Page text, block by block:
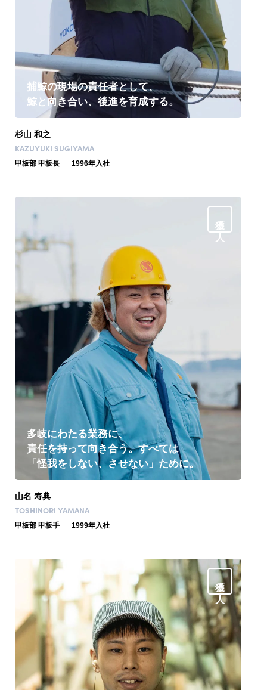
捕鯨の現場の責任者として、
鯨と向き合い、後進を育成する。
杉山 和之
KAZUYUKI SUGIYAMA
甲板部 甲板長 1996年入社
獲る人
多岐にわたる業務に、
責任を持って向き合う。すべては
「怪我をしない、させない」ために。
山名 寿典
TOSHINORI YAMANA
甲板部 甲板手 1999年入社
獲る人